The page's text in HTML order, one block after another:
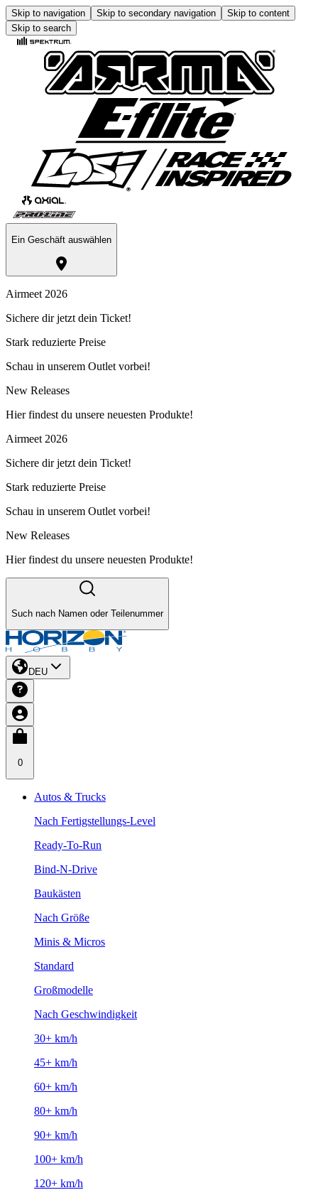
Skip to navigation Skip to secondary navigation
Skip to content
Skip to search
Ein Geschäft auswählen
Airmeet 2026
Sichere dir jetzt dein Ticket!
Stark reduzierte Preise
Schau in unserem Outlet vorbei!
New Releases
Hier findest du unsere neuesten Produkte!
Airmeet 2026
Sichere dir jetzt dein Ticket!
Stark reduzierte Preise
Schau in unserem Outlet vorbei!
New Releases
Hier findest du unsere neuesten Produkte!
Such nach Namen oder Teilenummer
DEU
0
Autos & Trucks
Nach Fertigstellungs-Level
Ready-To-Run
Bind-N-Drive
Baukästen
Nach Größe
Minis & Micros
Standard
Großmodelle
Nach Geschwindigkeit
30+ km/h
45+ km/h
60+ km/h
80+ km/h
90+ km/h
100+ km/h
120+ km/h